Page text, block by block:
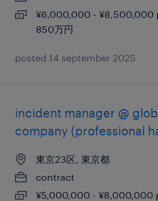
¥6,000,000 - ¥8,500,000
850万円
posted 14 september 2025
incident manager @
company (professional
東京23区, 東京都
contract
¥5,000,000 - ¥8,000,000